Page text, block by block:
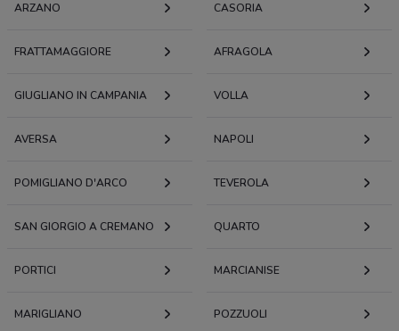
ARZANO CASORIA
FRATTAMAGGIORE AFRAGOLA
GIUGLIANO IN CAMPANIA VOLLA
AVERSA NAPOLI
POMIGLIANO D'ARCO TEVEROLA
SAN GIORGIO A CREMANO QUARTO
PORTICI MARCIANISE
MARIGLIANO POZZUOLI